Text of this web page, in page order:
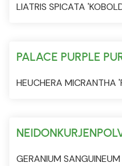
LIATRIS SPICATA
PALACE PURPLE
HEUCHERA MICRANTHA
GERANIUM